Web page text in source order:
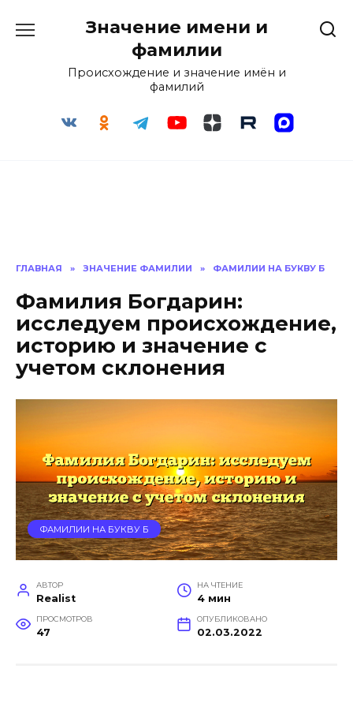
Значение имени и
фамилии
Происхождение и значение имён и
фамилий
ГЛАВНАЯ » ЗНАЧЕНИЕ ФАМИЛИИ » ФАМИЛИИ НА БУКВУ Б
Фамилия Богдарин:
исследуем происхождение,
историю и значение с
учетом склонения
ФАМИЛИИ НА БУКВУ Б
АВТОР
Realist
НА ЧТЕНИЕ
4 мин
ПРОСМОТРОВ
47
ОПУБЛИКОВАНО
02.03.2022